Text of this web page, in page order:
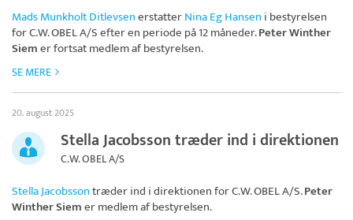
Mads Munkholt DitlevsenerstatterNina Eg Hansen i bestyrelsen
forC.W. OBEL A/Sefter en periode på 12 måneder.Peter Winther
Siemer fortsat medlem af bestyrelsen.
SE MERE
20. august 2025
Stella Jacobsson træder ind i direktionen
C.W. OBEL A/S
Stella Jacobssontræder ind i direktionen forC.W. OBEL A/S.Peter
Winther Siemer medlem af bestyrelsen.